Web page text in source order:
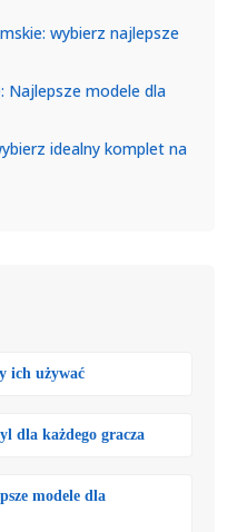
wybierz najlepsze
Najlepsze modele dla
idealny komplet na
ich używać
dla każdego gracza
modele dla